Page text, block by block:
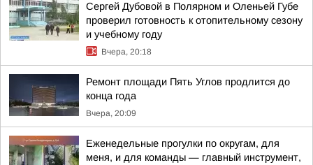
Сергей Дубовой в Полярном и Оленьей Губе
проверил готовность к отопительному сезону
и учебному году
Вчера, 20:18
Ремонт площади Пять Углов продлится до
конца года
Вчера, 20:09
Еженедельные прогулки по округам, для
меня, и для команды — главный инструмент,